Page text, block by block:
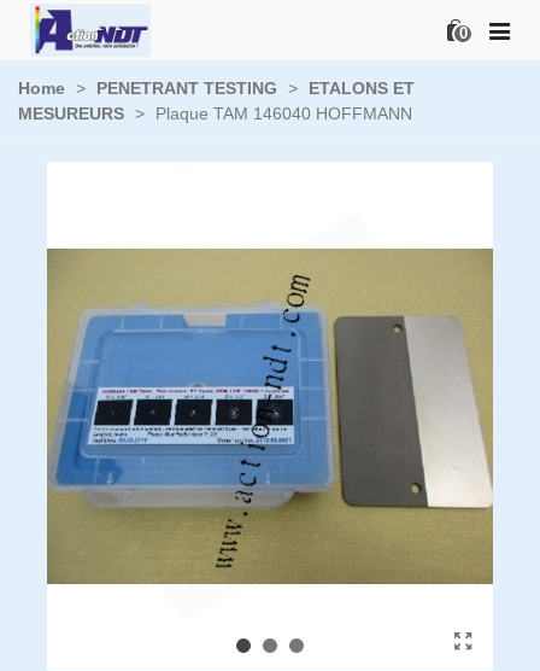
0
Home > PENETRANT TESTING >
ETALONS ET
MESUREURS > Plaque TAM 146040 HOFFMANN